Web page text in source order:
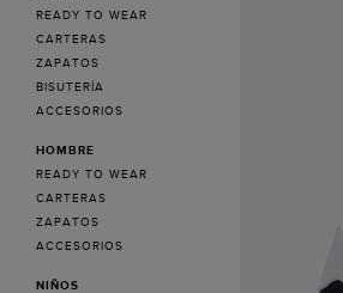
READY TO WEAR
CARTERAS
ZAPATOS
BISUTERÍA
ACCESORIOS
HOMBRE
READY TO WEAR
CARTERAS
ZAPATOS
ACCESORIOS
NIÑOS